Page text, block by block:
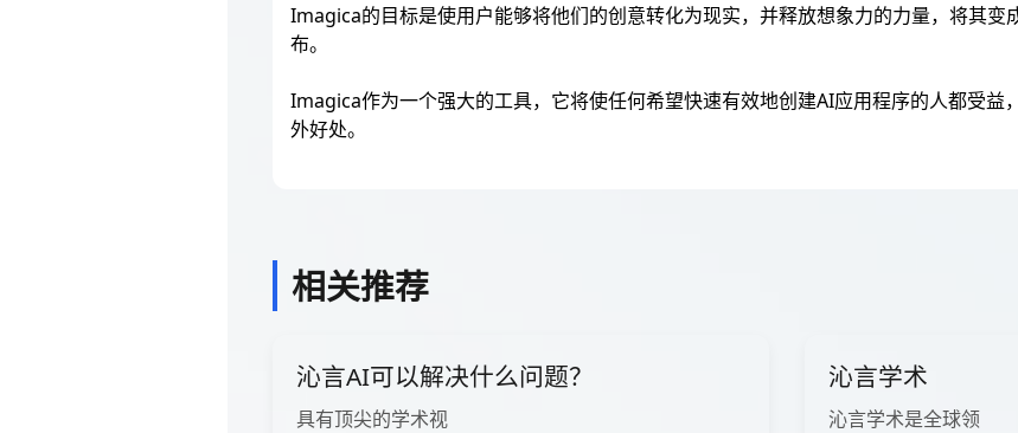
Imagica的目标是使用户能够将他们的创意转化为现实，并释放想象力的力量，将其变
布。
Imagica作为一个强大的工具，它将使任何希望快速有效地创建AI应用程序的人都受益
外好处。
相关推荐
沁言AI可以解决什么问题？
具有顶尖的学术视
沁言学术
沁言学术是全球领